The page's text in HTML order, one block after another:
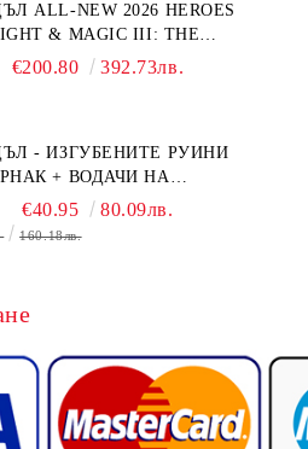
ALL-NEW 2026 HEROES
& MAGIC III: THE
GAME EXPANSIONS -
€200.80 392.73лв.
- ИЗГУБЕНИТЕ РУИНИ
+ ПРОМО КАРТИ
€40.95 80.09лв.
160.18лв.